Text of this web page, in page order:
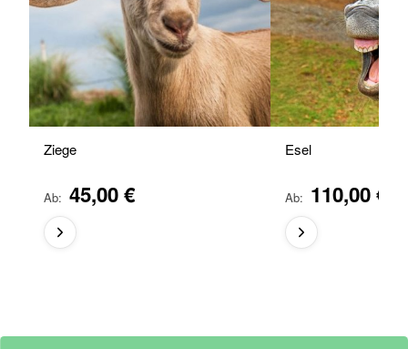
Ziege
Ab 45,00 €
Esel
Ab 110,00 €